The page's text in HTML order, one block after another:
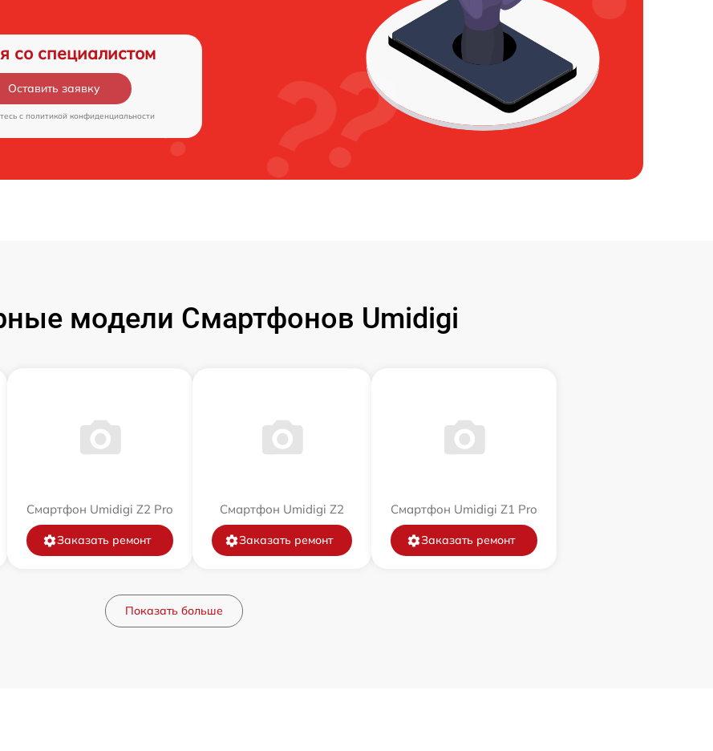
со специалистом
Оставить заявку
c политикой конфиденциальности
модели Смартфонов Umidigi
Смартфон Umidigi Z2 Pro
Заказать ремонт
Смартфон Umidigi Z2
Заказать ремонт
Смартфон Umidigi Z1 Pro
Заказать ремонт
Показать больше